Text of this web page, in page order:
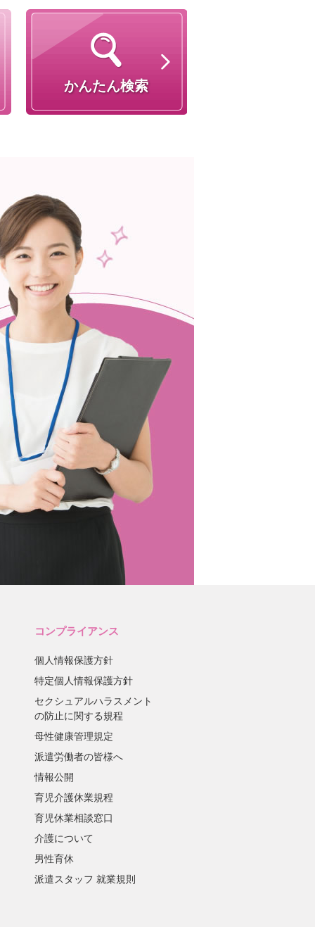
かんたん検索
コンプライアンス
個人情報保護方針
特定個人情報保護方針
セクシュアルハラスメント
の防止に関する規程
母性健康管理規定
派遣労働者の皆様へ
情報公開
育児介護休業規程
育児休業相談窓口
介護について
男性育休
派遣スタッフ 就業規則